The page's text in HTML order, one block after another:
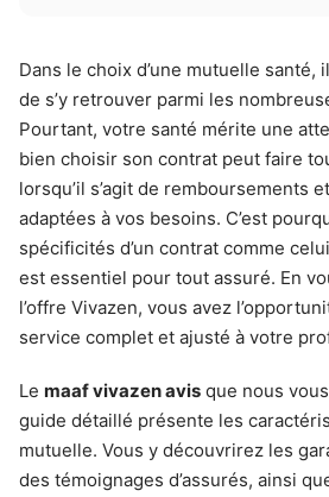
Dans le choix d’une mutuelle
de s’y retrouver parmi les
Pourtant, votre santé mérite une
bien choisir son contrat peut faire
lorsqu’il s’agit de remboursements
adaptées à vos besoins. C’est
spécificités d’un contrat comme
est essentiel pour tout assuré. En
l’offre Vivazen, vous avez
service complet et ajusté à votre
Le maaf vivazen avis que nous
guide détaillé présente les
mutuelle. Vous y découvrirez les
des témoignages d’assurés, ainsi